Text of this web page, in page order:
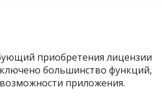
приобретения лицензии
большинство функций,
приложения.